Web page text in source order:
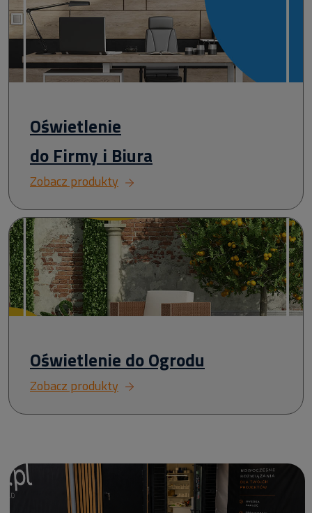
Oświetlenie
do Firmy i Biura
Zobacz produkty
Oświetlenie do Ogrodu
Zobacz produkty